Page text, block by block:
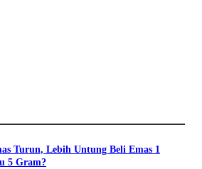
Turun, Lebih Untung Beli Emas 1
5 Gram?